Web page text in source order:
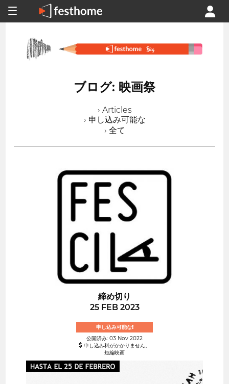
ブログ: 映画祭
› Articles
› 申し込み可能な
› 全て
締め切り
25 FEB 2023
申し込み可能な!
公開済み: 03 Nov 2022
申し込み料がかかりません。
短編映画